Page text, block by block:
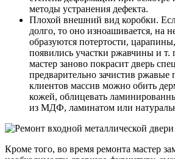
методы устранения дефекта.
Плохой внешний вид коробки.
долго, то оно изноашивается, на
образуются потертости,
появились участки ржавчины и т.
мастер заново покрасит дверь
предварительно зачистив
клиентов массив можно обить
кожей, облицевать
из МДФ, ламинатом или
Кроме того, во время ремонта мастер